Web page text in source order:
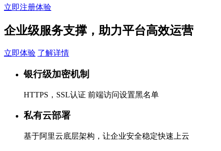
立即注册体验
企业级服务支撑，助力平台高效运营
立即体验 了解详情
银行级加密机制
HTTPS，SSL认证 前端访问设置黑名单
私有云部署
基于阿里云底层架构，让企业安全稳定快速上云